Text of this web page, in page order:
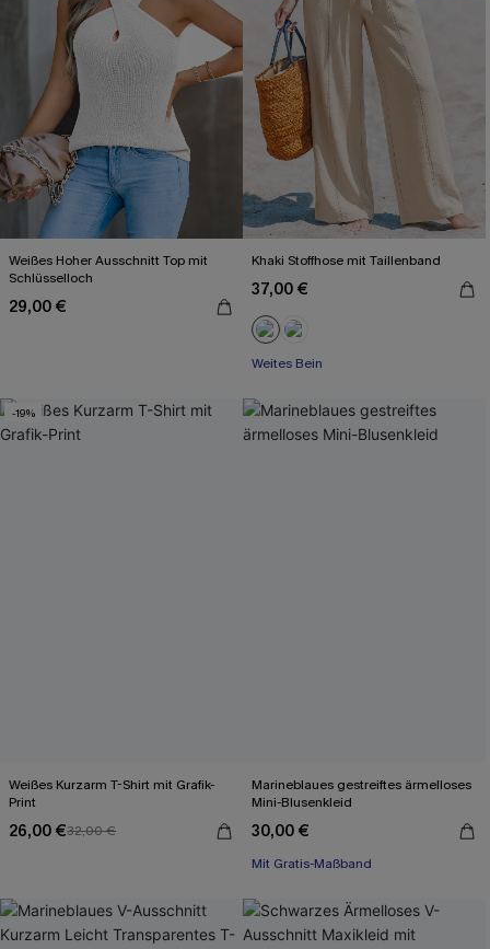
Weißes Hoher Ausschnitt Top mit
Schlüsselloch
29,00 €
Khaki Stoffhose mit Taillenband
37,00 €
Weites Bein
-19%
Weißes Kurzarm T-Shirt mit Grafik-
Print
26,00 €32,00 €
Marineblaues gestreiftes ärmelloses
Mini-Blusenkleid
30,00 €
Mit Gratis-Maßband
Mit Gratis-Maßband